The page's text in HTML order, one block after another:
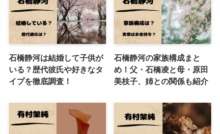
石橋静河は結婚して子供が
いる？歴代彼氏や好きなタ
イプを徹底調査！
石橋静河の家族構成まと
め！父・石橋凌と母・原田
美枝子、姉との関係も紹介